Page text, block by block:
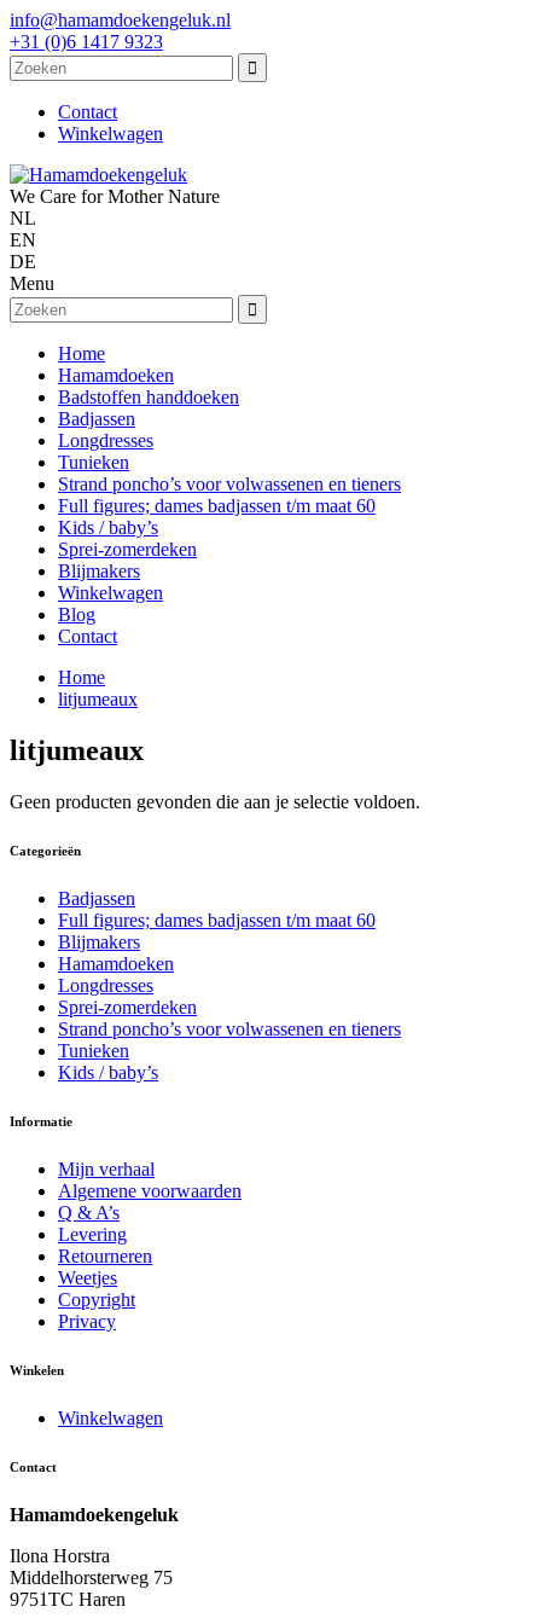
info@hamamdoekengeluk.nl
+31 (0)6 1417 9323
Contact
Winkelwagen
We Care for Mother Nature
NL
EN
DE
Menu
Home
Hamamdoeken
Badstoffen handdoeken
Badjassen
Longdresses
Tunieken
Strand poncho’s voor volwassenen en tieners
Full figures; dames badjassen t/m maat 60
Kids / baby’s
Sprei-zomerdeken
Blijmakers
Winkelwagen
Blog
Contact
Home
litjumeaux
litjumeaux
Geen producten gevonden die aan je selectie voldoen.
Categorieën
Badjassen
Full figures; dames badjassen t/m maat 60
Blijmakers
Hamamdoeken
Longdresses
Sprei-zomerdeken
Strand poncho’s voor volwassenen en tieners
Tunieken
Kids / baby’s
Informatie
Mijn verhaal
Algemene voorwaarden
Q & A’s
Levering
Retourneren
Weetjes
Copyright
Privacy
Winkelen
Winkelwagen
Contact
Hamamdoekengeluk
Ilona Horstra
Middelhorsterweg 75
9751TC Haren